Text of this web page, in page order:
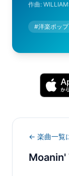
作曲:
#洋楽ポッ
← 楽曲一覧
Moanin'